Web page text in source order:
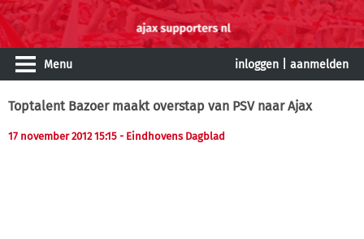
Menu inloggen aanmelden
Toptalent Bazoer maakt overstap van PSV naar Ajax
17 november 2012 15:15 - Eindhovens Dagblad